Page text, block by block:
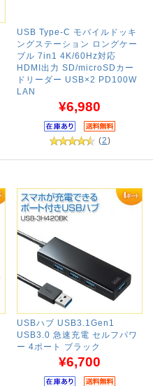
USB Type-C モバイルドッキ
ングステーション ロングケー
ブル 7in1 4K/60Hz対応
HDMI出力 SD/microSDカー
ドリーダー USB×2 PD100W
LAN
¥6,980
(2)
USBハブ USB3.1Gen1
USB3.0 急速充電 セルフパワ
ー 4ポート ブラック
¥6,700